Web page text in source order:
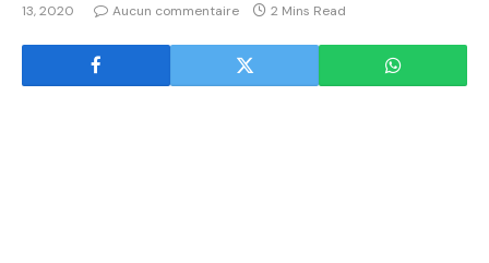
13, 2020
Aucun commentaire 2 Mins Read